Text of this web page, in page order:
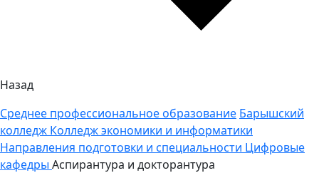
Назад
Среднее профессиональное образование Барышский
колледж Колледж экономики и информатики
Направления подготовки и специальности Цифровые
кафедры Аспирантура и докторантура